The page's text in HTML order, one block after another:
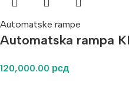
Automatske rampe
Automatska rampa
120,000.00 рсд